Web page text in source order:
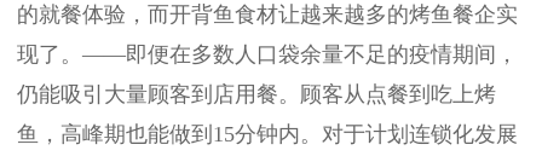
的就餐体验，而开背鱼食材让越来越多的烤鱼餐企实
现了。 ——即便在多数人口袋余量不足的疫情期间，
仍能吸引大量顾客到店用餐。顾客从点餐到吃上烤
鱼，高峰期也能做到15分钟内。 对于计划连锁化发展